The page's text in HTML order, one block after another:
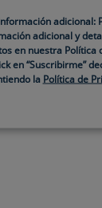
adicional:
adicional y
en nuestra Política
en “Suscribirme”
la Política de